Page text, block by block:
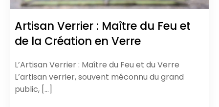
Artisan Verrier : Maître du Feu et
de la Création en Verre
L’Artisan Verrier : Maître du Feu et du Verre
L’artisan verrier, souvent méconnu du grand
public, […]